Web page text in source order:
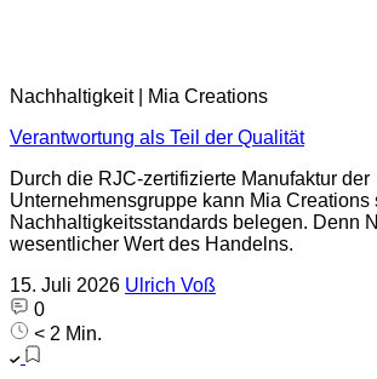
Nachhaltigkeit | Mia Creations
Verantwortung als Teil der Qualität
Durch die RJC-zertifizierte Manufaktur der
Unternehmensgruppe kann Mia Creations
Nachhaltigkeitsstandards belegen. Denn
wesentlicher Wert des Handelns.
15. Juli 2026 Ulrich Voß
0
< 2 Min.